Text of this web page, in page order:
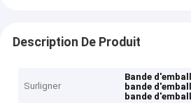
Description De Produit
Surligner
Bande
bande
bande